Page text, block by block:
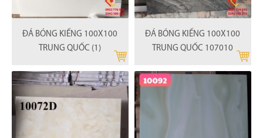
ĐÁ BÓNG KIẾNG 100X100
TRUNG QUỐC (1)
ĐÁ BÓNG KIẾNG 100X100
TRUNG QUỐC 107010